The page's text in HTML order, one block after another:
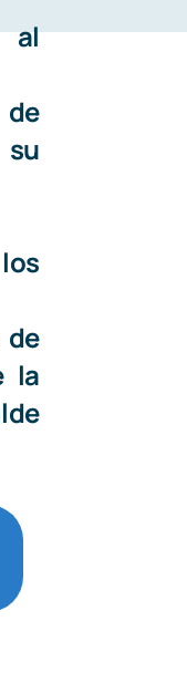
la